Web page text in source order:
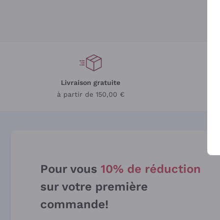
Livraison gratuite
à partir de 150,00 €
Pour vous 10% de réduction
sur votre première
commande!